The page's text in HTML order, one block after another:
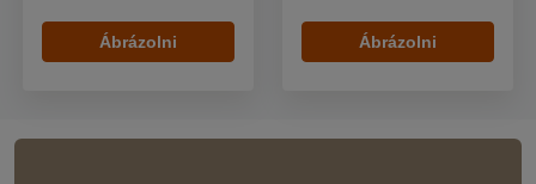
Ábrázolni Ábrázolni